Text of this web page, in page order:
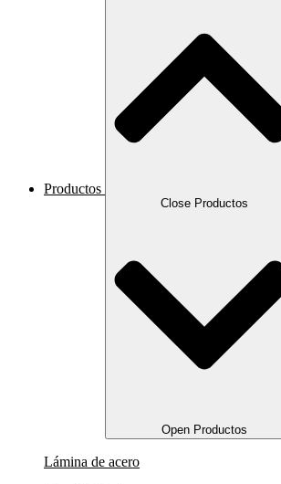
Productos
Close Productos
Open Productos
Lámina de acero